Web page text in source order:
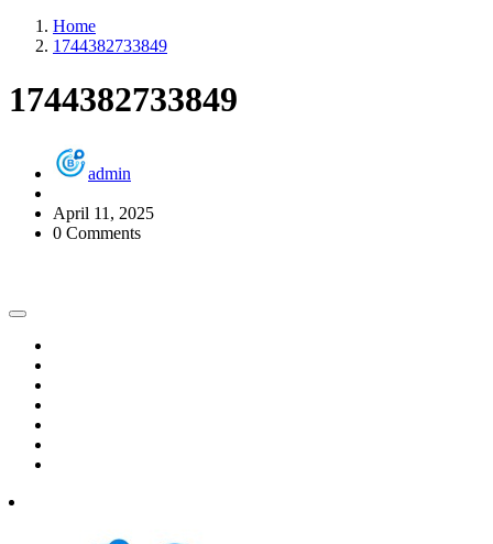
Home
1744382733849
1744382733849
admin
April 11, 2025
0 Comments